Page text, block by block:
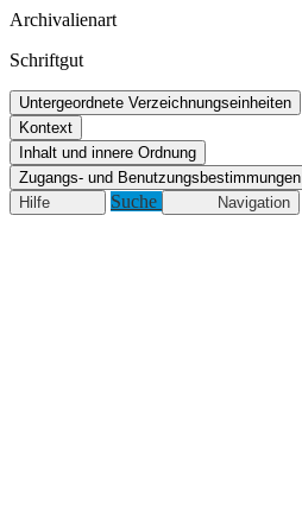
Archivalienart
Schriftgut
Untergeordnete Verzeichnungseinheiten
Kontext
Inhalt und innere Ordnung
Zugangs- und Benutzungsbestimmungen
Hilfe
Suche Navigation